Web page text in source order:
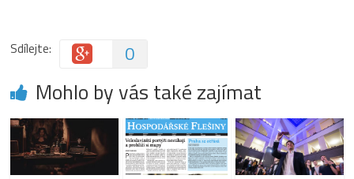
Sdílejte: 0
Mohlo by vás také zajímat